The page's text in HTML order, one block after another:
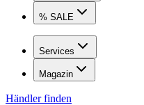
% SALE
Services
Magazin
Händler finden